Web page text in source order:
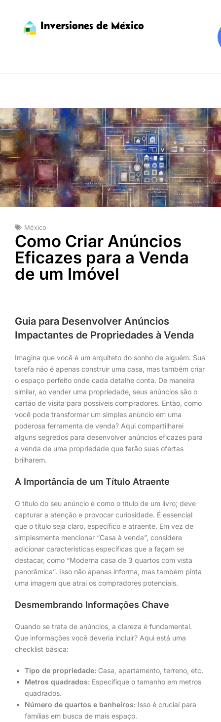
Inversiones de México
México
Como Criar Anúncios
Eficazes para a Venda
de um Imóvel
Guia para Desenvolver Anúncios
Impactantes de Propriedades à Venda
Imagina que você é um arquiteto do sonho de alguém. Sua
tarefa não é apenas construir uma casa, mas também criar
o espaço perfeito onde cada detalhe conta. De maneira
similar, ao vender uma propriedade, seus anúncios são o
cartão de visita para possíveis compradores. Então, como
você pode transformar um simples anúncio em uma
poderosa ferramenta de venda? Aqui compartilharei
alguns segredos para desenvolver anúncios eficazes para
a venda de uma propriedade que farão suas ofertas
brilharem.
A Importância de um Título Atraente
O título do seu anúncio é como o título de um livro; deve
capturar a atenção e provocar curiosidade. É essencial
que o título seja claro, específico e atraente. Em vez de
simplesmente mencionar “Casa à venda”, considere
adicionar características específicas que a façam se
destacar, como “Moderna casa de 3 quartos com vista
panorâmica”. Isso não apenas informa, mas também pinta
uma imagem que atrai os compradores potenciais.
Desmembrando Informações Chave
Quando se trata de anúncios, a clareza é fundamental.
Que informações você deveria incluir? Aqui está uma
checklist básica:
Tipo de propriedade: Casa, apartamento, terreno, etc.
Metros quadrados: Especifique o tamanho em metros
quadrados.
Número de quartos e banheiros: Isso é crucial para
famílias em busca de mais espaço.